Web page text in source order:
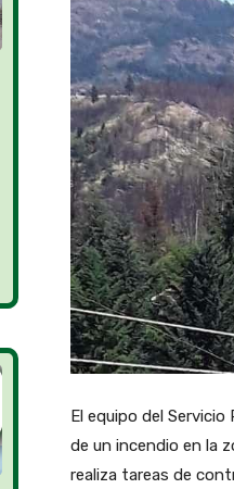
El equipo del
de un incendio en la
realiza tareas de